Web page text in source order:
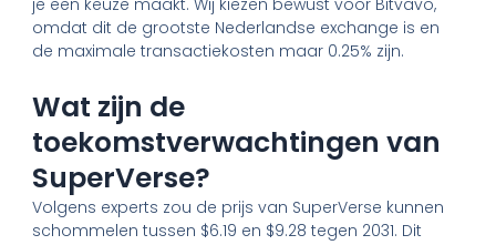
omdat dit de grootste Nederlandse exchange is en
de maximale transactiekosten maar 0.25% zijn.
Wat zijn de
toekomstverwachtingen van
SuperVerse?
Volgens experts zou de prijs van SuperVerse kunnen
schommelen tussen $6.19 en $9.28 tegen 2031. Dit